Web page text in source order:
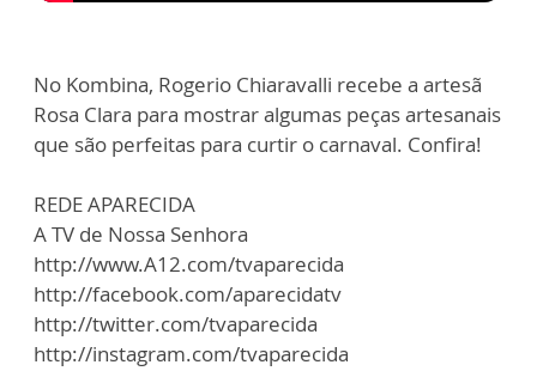
No Kombina, Rogerio Chiaravalli recebe a artesã
Rosa Clara para mostrar algumas peças artesanais
que são perfeitas para curtir o carnaval. Confira!
REDE APARECIDA
A TV de Nossa Senhora
http://www.A12.com/tvaparecida
http://facebook.com/aparecidatv
http://twitter.com/tvaparecida
http://instagram.com/tvaparecida